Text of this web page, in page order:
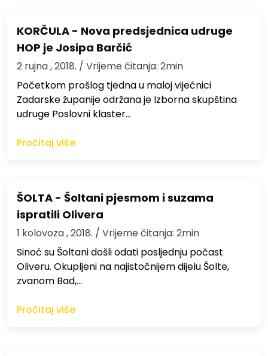
KORČULA - Nova predsjednica udruge
HOP je Josipa Barčić
2 rujna , 2018. / Vrijeme čitanja: 2min
Početkom prošlog tjedna u maloj vijećnici
Zadarske županije održana je Izborna skupština
udruge Poslovni klaster…
Pročitaj više
ŠOLTA - Šoltani pjesmom i suzama
ispratili Olivera
1 kolovoza , 2018. / Vrijeme čitanja: 2min
Sinoć su Šoltani došli odati posljednju počast
Oliveru. Okupljeni na najistočnijem dijelu Šolte,
zvanom Bad,…
Pročitaj više